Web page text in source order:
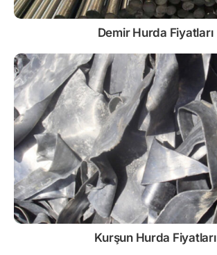
Demir Hurda Fiyatları
Kurşun Hurda Fiyatları